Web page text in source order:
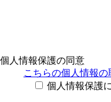
個人情報保護の同意
こちらの個人情報の
個人情報保護